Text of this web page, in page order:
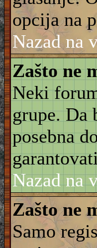
opcija na
Nazad na
Zašto ne
Neki
grupe. Da
posebna
Nazad na
Zašto ne
Samo